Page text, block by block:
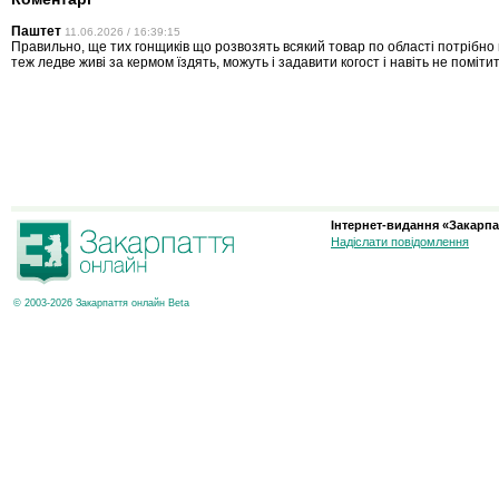
Паштет 11.06.2026 / 16:39:15
Правильно, ще тих гонщиків що розвозять всякий товар по області потрібно
теж ледве живі за кермом їздять, можуть і задавити когост і навіть не
© 2003-2026 Закарпаття онлайн Beta
Інтернет-видання
Надіслати повідомлення